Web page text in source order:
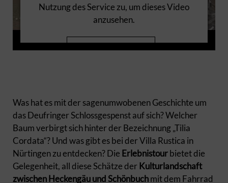
Nutzung des Service zu, um dieses Video
anzusehen.
Platform
Was hat es mit der sagenumwobenen Geschichte um
das Deufringer Schlossgespenst auf sich? Welcher
Baum verbirgt sich hinter der Bezeichnung „Tilia
Cordata“? Und was gibt es bei der Villa Rustica in
Nürtingen zu entdecken? Die Erlebnistourbietet die
Gelegenheit, all diese Schätze der Kulturlandschaft
zwischen Heckengäu und Schönbuchmit dem Fahrrad